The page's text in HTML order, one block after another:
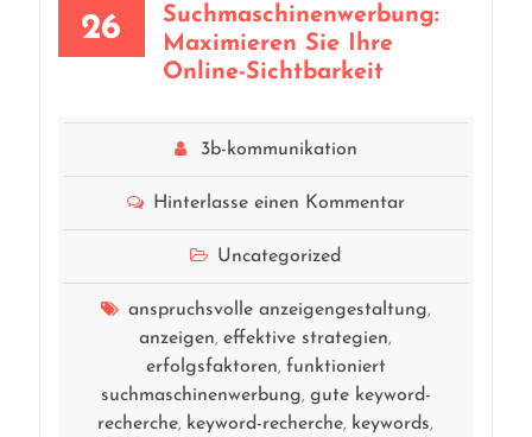
26
Suchmaschinenwerbung:
Maximieren Sie Ihre
Online-Sichtbarkeit
3b-kommunikation
Hinterlasse einen Kommentar
Uncategorized
anspruchsvolle anzeigengestaltung,
anzeigen,effektive strategien,
erfolgsfaktoren, funktioniert
suchmaschinenwerbung, gute keyword-
recherche, keyword-recherche, keywords,